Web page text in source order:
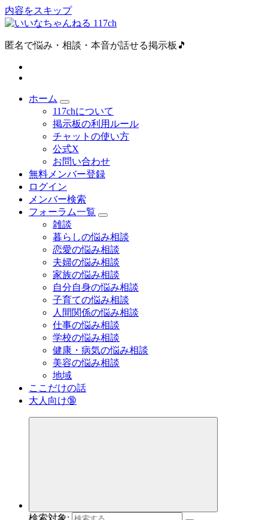
内容をスキップ
匿名で悩み・相談・本音が話せる掲示板🎵
ホーム
117chについて
掲示板の利用ルール
チャットの使い方
公式X
お問い合わせ
無料メンバー登録
ログイン
メンバー検索
フォーラム一覧
雑談
暮らしの悩み相談
恋愛の悩み相談
夫婦の悩み相談
家族の悩み相談
自分自身の悩み相談
子育ての悩み相談
人間関係の悩み相談
仕事の悩み相談
学校の悩み相談
健康・病気の悩み相談
美容の悩み相談
地域
ここだけの話
大人向け🔞
検索対象: